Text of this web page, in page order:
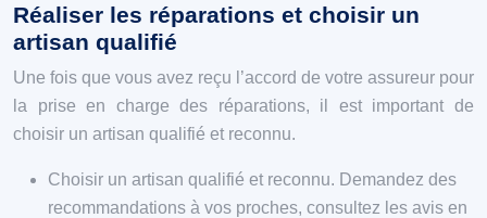
Réaliser les réparations et choisir un
artisan qualifié
Une fois que vous avez reçu l’accord de votre assureur pour
la prise en charge des réparations, il est important de
choisir un artisan qualifié et reconnu.
Choisir un artisan qualifié et reconnu. Demandez des
recommandations à vos proches, consultez les avis en